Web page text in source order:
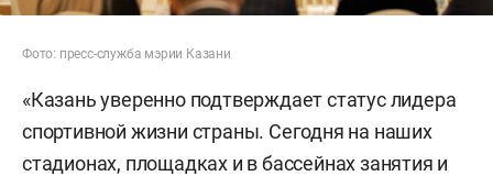
Фото: пресс-служба мэрии Казани
«Казань уверенно подтверждает статус лидера
спортивной жизни страны. Сегодня на наших
стадионах, площадках и в бассейнах занятия и